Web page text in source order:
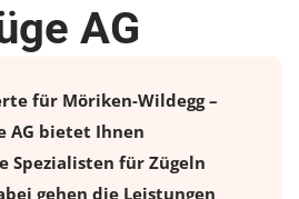
AG
für Möriken-Wildegg –
AG bietet Ihnen
Spezialisten für Zügeln
gehen die Leistungen